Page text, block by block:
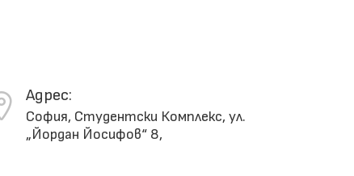
Адрес:
София, Студентски Комплекс, ул.
„Йордан Йосифов“ 8,